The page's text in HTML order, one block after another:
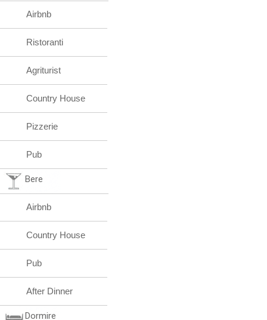
Airbnb
Ristoranti
Agriturist
Country House
Pizzerie
Pub
Bere
Airbnb
Country House
Pub
After Dinner
Dormire